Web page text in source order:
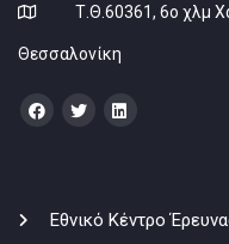
Τ.Θ.60361, 6ο χλμ
Θεσσαλονίκη
Εθνικό Κέντρο